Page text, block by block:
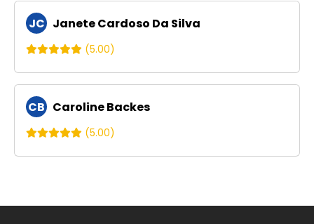
JC Janete Cardoso Da Silva
(5.00)
CB Caroline Backes
(5.00)